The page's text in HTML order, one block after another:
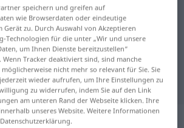
Übersetzung
Italienisch
: Femininum
speichern und greifen auf
wie Browserdaten oder eindeutige
Gerät zu. Durch Auswahl von Akzeptieren
Technologien für die unter „Wir und unsere
um Ihnen Dienste bereitzustellen“
Tracker deaktiviert sind, sind manche
nicht mehr so relevant für Sie. Sie
wieder aufrufen, um Ihre Einstellungen zu
zu widerrufen, indem Sie auf den Link
am unteren Rand der Webseite klicken. Ihre
unseres Website. Weitere Informationen